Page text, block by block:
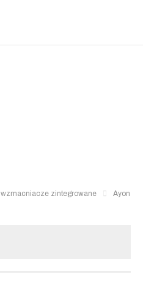
wzmacniacze zintegrowane
Ayon